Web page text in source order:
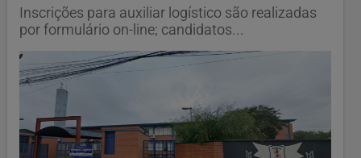
Inscrições para auxiliar logístico são realizadas
por formulário on-line; candidatos...